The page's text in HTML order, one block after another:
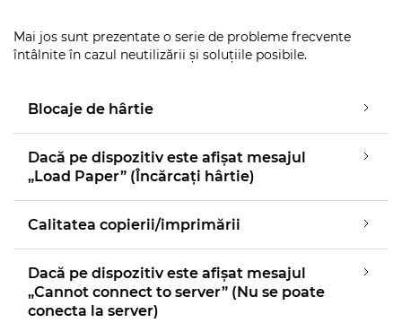
Mai jos sunt prezentate o serie de probleme frecvente
întâlnite în cazul neutilizării şi soluţiile posibile.
Blocaje de hârtie
Dacă pe dispozitiv este afişat mesajul
„Load Paper” (Încărcaţi hârtie)
Calitatea copierii/imprimării
Dacă pe dispozitiv este afişat mesajul
„Cannot connect to server” (Nu se poate
conecta la server)